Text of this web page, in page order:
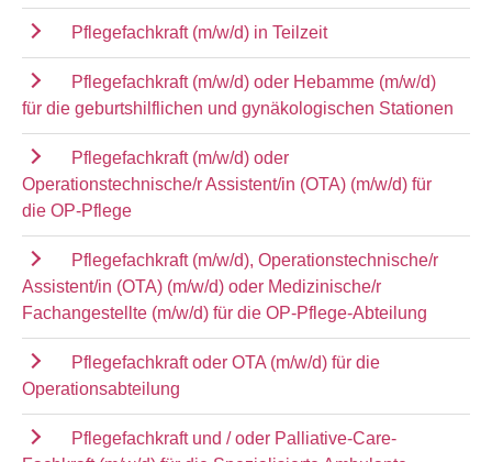
Pflegefachkraft (m/w/d) in Teilzeit
Pflegefachkraft (m/w/d) oder Hebamme (m/w/d)
für die geburtshilflichen und gynäkologischen Stationen
Pflegefachkraft (m/w/d) oder
Operationstechnische/r Assistent/in (OTA) (m/w/d) für
die OP-Pflege
Pflegefachkraft (m/w/d), Operationstechnische/r
Assistent/in (OTA) (m/w/d) oder Medizinische/r
Fachangestellte (m/w/d) für die OP-Pflege-Abteilung
Pflegefachkraft oder OTA (m/w/d) für die
Operationsabteilung
Pflegefachkraft und / oder Palliative-Care-